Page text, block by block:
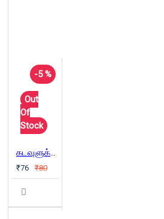
-5 %
Out
Of
Stock
கடவுளுக்கும் முன்பிருந்தே உலகம் இருக்கிறது
₹76 ₹80